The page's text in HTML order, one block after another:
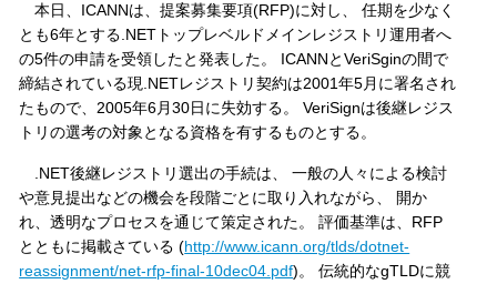
本日、ICANNは、提案募集要項(RFP)に対し、 任期を少なく
とも6年とする.NETトップレベルドメインレジストリ運用者へ
の5件の申請を受領したと発表した。 ICANNとVeriSginの間で
締結されている現.NETレジストリ契約は2001年5月に署名され
たもので、2005年6月30日に失効する。 VeriSignは後継レジス
トリの選考の対象となる資格を有するものとする。
.NET後継レジストリ選出の手続は、 一般の人々による検討
や意見提出などの機会を段階ごとに取り入れながら、 開か
れ、透明なプロセスを通じて策定された。 評価基準は、RFP
とともに掲載さている (http://www.icann.org/tlds/dotnet-
reassignment/net-rfp-final-10dec04.pdf)。 伝統的なgTLDに競